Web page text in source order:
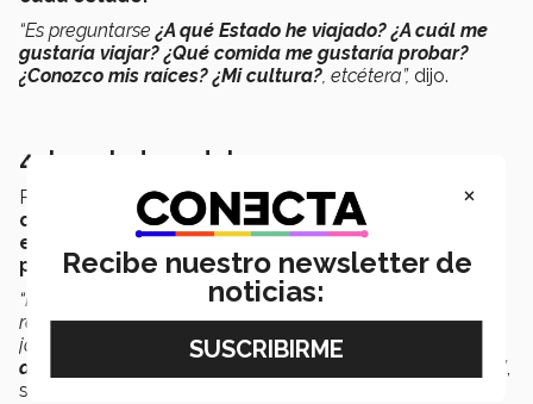
“Es preguntarse¿A qué Estado he viajado? ¿A cuál me
gustaría viajar? ¿Qué comida me gustaría probar?
¿Conozco mis raíces? ¿Mi cultura?, etcétera”, dijo.
4.-La salud mental
Para Jessica cuandovivimos en una sociedad en la
que han satanizado en todo momento la salud
emocional
debería de ser primordialtener un
psicólogo o un psiquiatra.
“No solamente un orientador, es necesario para que
realmente se pueda determinar si nuestros niños y
jóvenes están sufriendo algún tipo de violencia,
determinarlo a tiempo y prevenir conductas delictivas
”,
señaló.
×
Recibe nuestro newsletter de
noticias: